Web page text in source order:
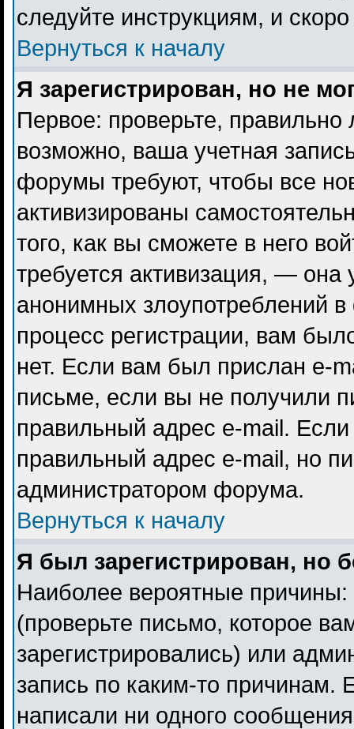
следуйте инструкциям, и
Вернуться к началу
Я зарегистрирован, но не
Первое: проверьте,
возможно, ваша учетная
форумы требуют, чтобы все
активизированы
того, как вы сможете в него
требуется активизация, —
анонимных злоупотреблений
процесс регистрации, вам
нет. Если вам был прислан e-
письме, если вы не получили
правильный адрес e-mail.
правильный адрес e-mail, но
администратором форума.
Вернуться к началу
Я был зарегистрирован, но
Наиболее вероятные
(проверьте письмо, которое
зарегистрировались) или
запись по каким-то причинам.
написали ни одного